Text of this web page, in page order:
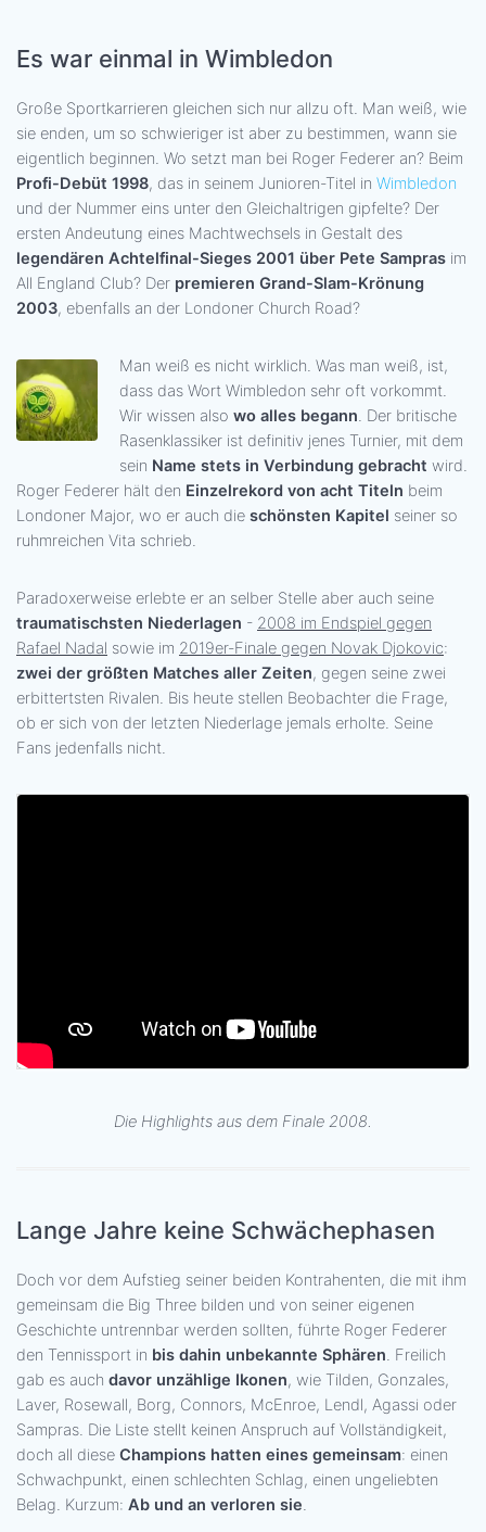
Es war einmal in Wimbledon
Große Sportkarrieren gleichen sich nur allzu oft. Man weiß, wie
sie enden, um so schwieriger ist aber zu bestimmen, wann sie
eigentlich beginnen. Wo setzt man bei Roger Federer an? Beim
Profi-Debüt 1998, das in seinem Junioren-Titel in Wimbledon
und der Nummer eins unter den Gleichaltrigen gipfelte? Der
ersten Andeutung eines Machtwechsels in Gestalt des
legendären Achtelfinal-Sieges 2001 über Pete Sampras im
All England Club? Der premieren Grand-Slam-Krönung
2003, ebenfalls an der Londoner Church Road?
Man weiß es nicht wirklich. Was man weiß, ist,
dass das Wort Wimbledon sehr oft vorkommt.
Wir wissen also wo alles begann. Der britische
Rasenklassiker ist definitiv jenes Turnier, mit dem
sein Name stets in Verbindung gebracht wird.
Roger Federer hält den Einzelrekord von acht Titeln beim
Londoner Major, wo er auch die schönsten Kapitel seiner so
ruhmreichen Vita schrieb.
Paradoxerweise erlebte er an selber Stelle aber auch seine
traumatischsten Niederlagen - 2008 im Endspiel gegen
Rafael Nadal sowie im 2019er-Finale gegen Novak Djokovic:
zwei der größten Matches aller Zeiten, gegen seine zwei
erbittertsten Rivalen. Bis heute stellen Beobachter die Frage,
ob er sich von der letzten Niederlage jemals erholte. Seine
Fans jedenfalls nicht.
Die Highlights aus dem Finale 2008.
Lange Jahre keine Schwächephasen
Doch vor dem Aufstieg seiner beiden Kontrahenten, die mit ihm
gemeinsam die Big Three bilden und von seiner eigenen
Geschichte untrennbar werden sollten, führte Roger Federer
den Tennissport in bis dahin unbekannte Sphären. Freilich
gab es auch davor unzählige Ikonen, wie Tilden, Gonzales,
Laver, Rosewall, Borg, Connors, McEnroe, Lendl, Agassi oder
Sampras. Die Liste stellt keinen Anspruch auf Vollständigkeit,
doch all diese Champions hatten eines gemeinsam: einen
Schwachpunkt, einen schlechten Schlag, einen ungeliebten
Belag. Kurzum: Ab und an verloren sie.